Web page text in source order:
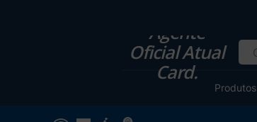
Agente
Oficial Atual
Card.
Produtos